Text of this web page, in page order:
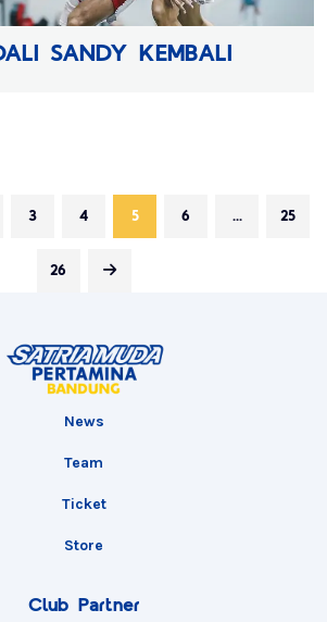
SANDY KEMBALI
3 4 5 6 ... 25
26
News
Team
Ticket
Store
Club Partner